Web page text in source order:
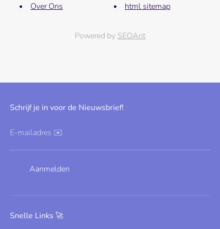
Over Ons
html sitemap
Powered by SEOAnt
Schrijf je in voor de Nieuwsbrief!
E-mailadres ✉️
Aanmelden
Snelle Links 🚀